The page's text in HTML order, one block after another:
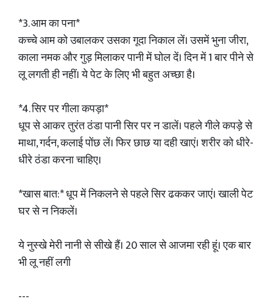
*3. आम का पना*
कच्चे आम को उबालकर उसका गूदा निकाल लें। उसमें भुना जीरा,
काला नमक और गुड़ मिलाकर पानी में घोल दें। दिन में 1 बार पीने से
लू लगती ही नहीं। ये पेट के लिए भी बहुत अच्छा है।
*4. सिर पर गीला कपड़ा*
धूप से आकर तुरंत ठंडा पानी सिर पर न डालें। पहले गीले कपड़े से
माथा, गर्दन, कलाई पोंछ लें। फिर छाछ या दही खाएं। शरीर को धीरे-
धीरे ठंडा करना चाहिए।
*खास बात:* धूप में निकलने से पहले सिर ढककर जाएं। खाली पेट
घर से न निकलें।
ये नुस्खे मेरी नानी से सीखे हैं। 20 साल से आजमा रही हूं। एक बार
भी लू नहीं लगी